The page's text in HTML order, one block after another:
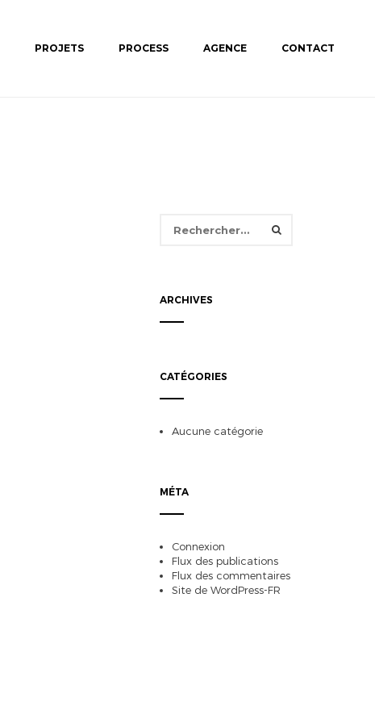
PROJETS PROCESS AGENCE CONTACT
ARCHIVES
CATÉGORIES
Aucune catégorie
MÉTA
Connexion
Flux des publications
Flux des commentaires
Site de WordPress-FR